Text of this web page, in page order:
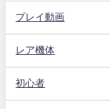
プレイ動画
レア機体
初心者